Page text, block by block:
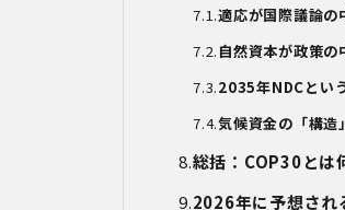
適応が国際議論の
自然資本が政策の
2035年NDCとい
気候資金の「構造
総括： COP30とは
2026年に予想され